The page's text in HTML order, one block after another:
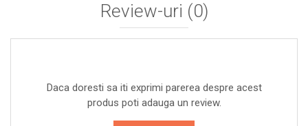
Review-uri (0)
Daca doresti sa iti exprimi parerea despre acest
produs poti adauga un review.